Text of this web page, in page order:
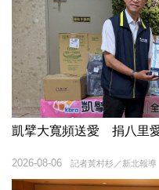
凱擘大寬頻送愛 捐八里
記者黃村杉／新北報導
2026-08-06